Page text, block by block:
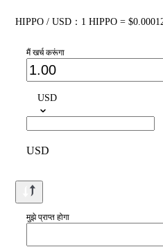
HIPPO / USD：1 HIPPO =
मैं खर्च करूंगा
USD
USD
मुझे प्राप्त होगा